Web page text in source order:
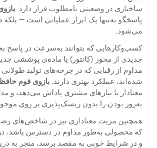
ساختاری در وضعیتی نامطلوب قرار دارد.
پاسخگو نه‌تنها یک ابزار عملیاتی است —
می‌شود.
کسب‌وکارهایی که بتوانند به‌سرعت در پاسخ
جدیدی از محور (کانتور) یا ماده‌ی پوششی
مداوم از رقبایی که در چرخه‌های تولید طولانی
شده‌اند، عملکرد بهتری دارند. بازوی فوم
معنادار با نیازهای مشتری پاداش می‌دهد،
به‌روز بودن را بدون ریسک‌پذیری بر روی
همچنین مزیت معناداری نیز در شاخص‌های
که محصولی به‌طور مداوم در دسترس باشد،
و در شرایط خوبی به مقصد برسد، منجر به